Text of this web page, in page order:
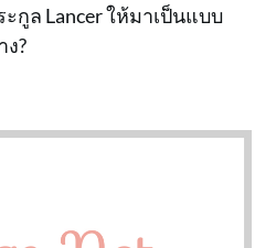
ล Lancer ให้มาเป็นแบบ
ง?